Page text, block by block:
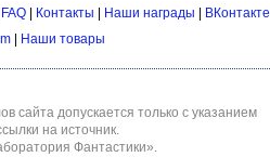
FAQ| Контакты Наши награды
ВКонтакте
Наши товары
сайта допускается только с указанием
на источник.
Фантастики».